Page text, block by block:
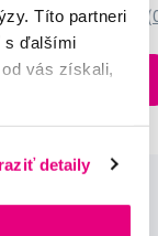
Títo partneri
s ďalšími
vás získali,
detaily
0,0/5
Do košíku